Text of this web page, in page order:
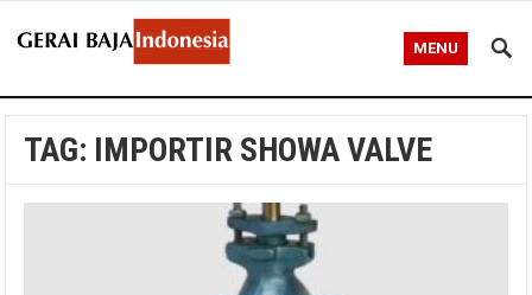
MENU
TAG: IMPORTIR SHOWA VALVE